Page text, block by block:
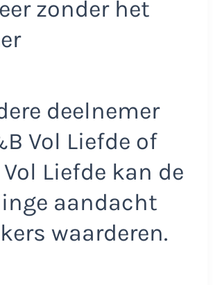
zonder het
deelnemer
Vol Liefde of
Liefde kan de
aandacht
waarderen.